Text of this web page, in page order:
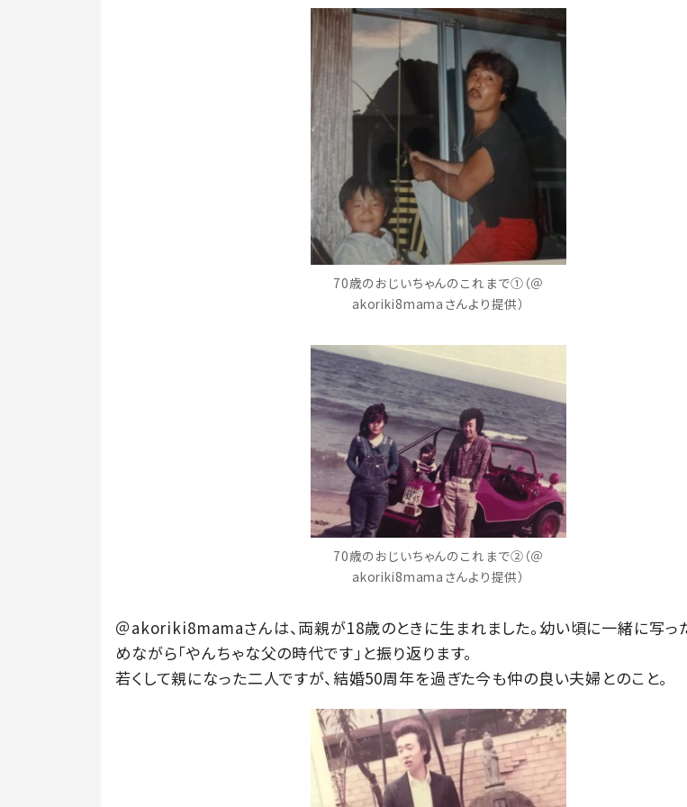
70歳のおじいちゃんのこれまで①（＠
akoriki8mamaさんより提供）
70歳のおじいちゃんのこれまで②（＠
akoriki8mamaさんより提供）
＠akoriki8mamaさんは、両親が18歳のときに生まれました。幼い頃に一緒に写っ
めながら「やんちゃな父の時代です」と振り返ります。
若くして親になった二人ですが、結婚50周年を過ぎた今も仲の良い夫婦とのこと。